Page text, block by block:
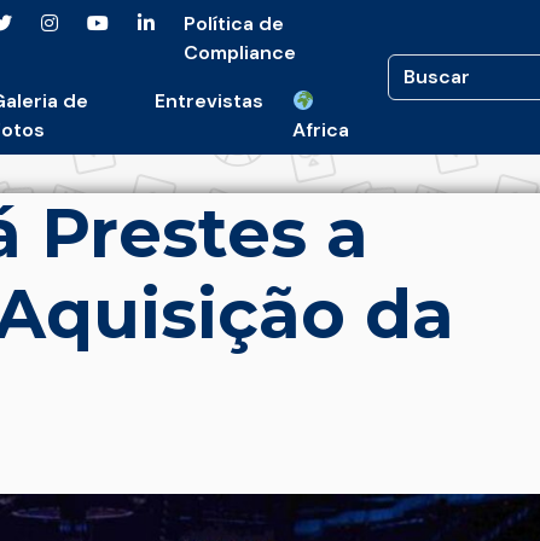
Política de
Compliance
de
Entrevistas
Africa
Prestes a
da